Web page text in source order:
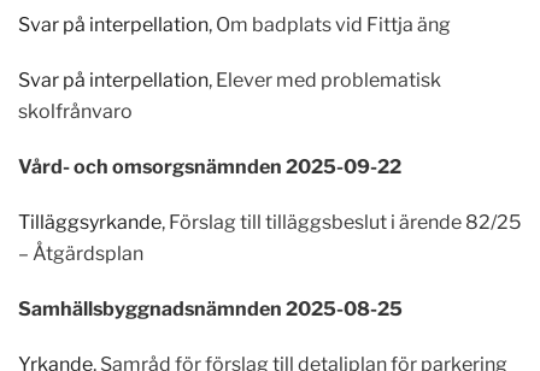
Svar på interpellation, Om badplats vid Fittja äng
Svar på interpellation, Elever med problematisk
skolfrånvaro
Vård- och omsorgsnämnden 2025-09-22
Tilläggsyrkande, Förslag till tilläggsbeslut i ärende 82/25
– Åtgärdsplan
Samhällsbyggnadsnämnden 2025-08-25
Yrkande, Samråd för förslag till detaljplan för parkering